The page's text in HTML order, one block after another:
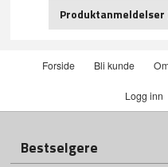
Produktanmeldelser
Forside Bli kunde
Logg inn
Bestselgere